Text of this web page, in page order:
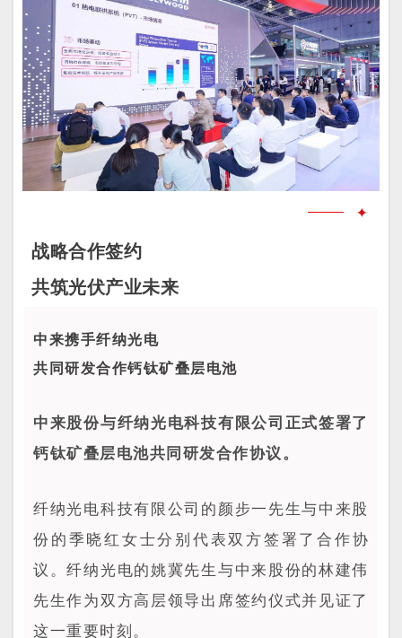
✦
战略合作签约
共筑光伏产业未来
中来携手纤纳光电
共同研发合作钙钛矿叠层电池
中来股份与纤纳光电科技有限公司正式签署了
钙钛矿叠层电池共同研发合作协议。
纤纳光电科技有限公司的颜步一先生与中来股
份的季晓红女士分别代表双方签署了合作协
议。纤纳光电的姚冀先生与中来股份的林建伟
先生作为双方高层领导出席签约仪式并见证了
这一重要时刻。